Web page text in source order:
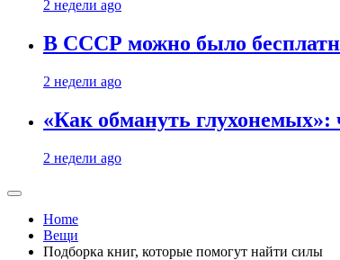
2 недели ago
В СССР можно было
2 недели ago
«Как обмануть глухонемых»:
2 недели ago
Home
Вещи
Подборка книг, которые помогут найти силы